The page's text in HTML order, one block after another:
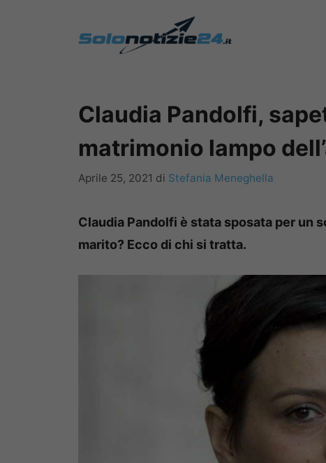
Claudia Pandolfi,
matrimonio lampo
Aprile 25, 2021 di Stefania Meneghella
Claudia Pandolfi è stata sposata per un
marito? Ecco di chi si tratta.